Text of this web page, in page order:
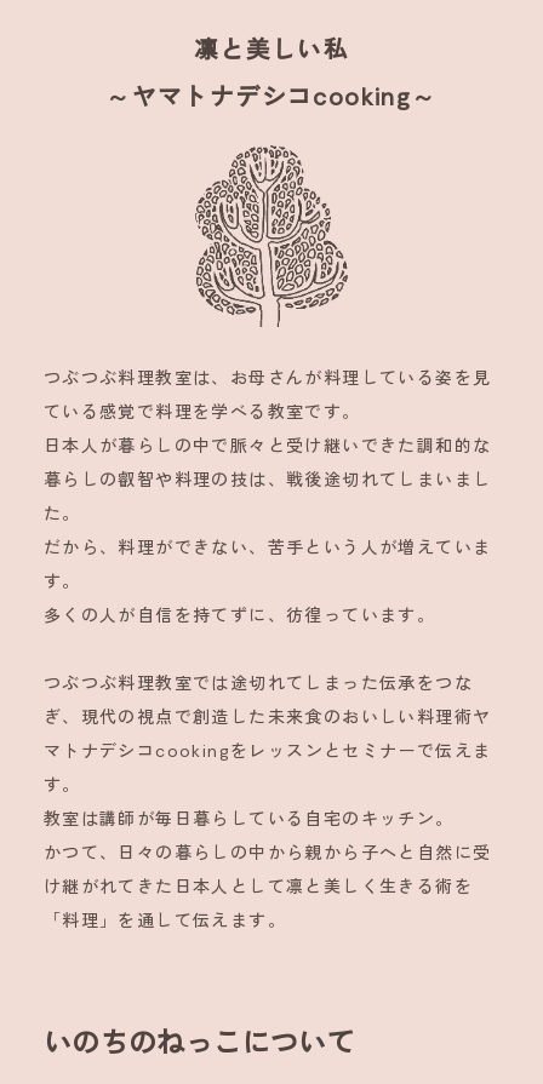
凛と美しい私
～ヤマトナデシコcooking～
つぶつぶ料理教室は、お母さんが料理している姿を見
ている感覚で料理を学べる教室です。
日本人が暮らしの中で脈々と受け継いできた調和的な
暮らしの叡智や料理の技は、戦後途切れてしまいまし
た。
だから、料理ができない、苦手という人が増えていま
す。
多くの人が自信を持てずに、彷徨っています。
つぶつぶ料理教室では途切れてしまった伝承をつな
ぎ、現代の視点で創造した未来食のおいしい料理術ヤ
マトナデシコcookingをレッスンとセミナーで伝えま
す。
教室は講師が毎日暮らしている自宅のキッチン。
かつて、日々の暮らしの中から親から子へと自然に受
け継がれてきた日本人として凛と美しく生きる術を
「料理」を通して伝えます。
いのちのねっこについて